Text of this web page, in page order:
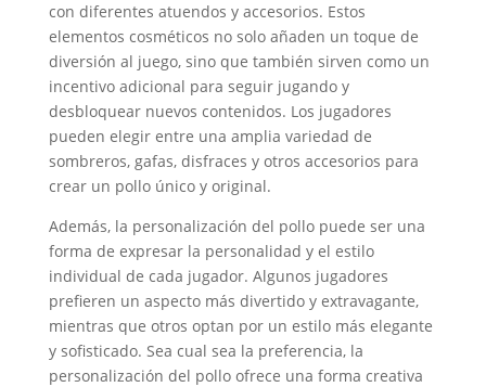
con diferentes atuendos y accesorios. Estos
elementos cosméticos no solo añaden un toque de
diversión al juego, sino que también sirven como un
incentivo adicional para seguir jugando y
desbloquear nuevos contenidos. Los jugadores
pueden elegir entre una amplia variedad de
sombreros, gafas, disfraces y otros accesorios para
crear un pollo único y original.
Además, la personalización del pollo puede ser una
forma de expresar la personalidad y el estilo
individual de cada jugador. Algunos jugadores
prefieren un aspecto más divertido y extravagante,
mientras que otros optan por un estilo más elegante
y sofisticado. Sea cual sea la preferencia, la
personalización del pollo ofrece una forma creativa